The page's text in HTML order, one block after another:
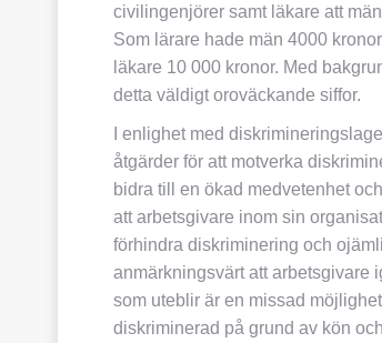
civilingenjörer samt läkare att
Som lärare hade män 4000
läkare 10 000 kronor. Med
detta väldigt oroväckande siffor.
I enlighet med
åtgärder för att motverka
bidra till en ökad medvetenhet
att arbetsgivare inom sin
förhindra diskriminering och
anmärkningsvärt att arbetsgivare
som uteblir är en missad
diskriminerad på grund av kön